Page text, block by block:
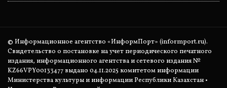
© Информационное агентство «ИнформПорт» (informport.ru).
Свидетельство о постановке на учет периодического печатного
издания, информационного агентства и сетевого издания №
KZ66VPY00133477 выдано 04.11.2025 комитетом информации
Министерства культуры и информации Республики Казахстан •